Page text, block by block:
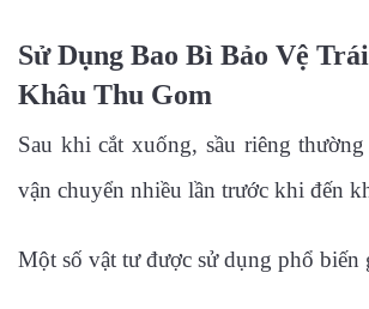
Sử Dụng Bao Bì Bảo Vệ
Khâu Thu Gom
Sau khi cắt xuống, sầu riêng
vận chuyển nhiều lần trước khi đến
Một số vật tư được sử dụng phổ biến